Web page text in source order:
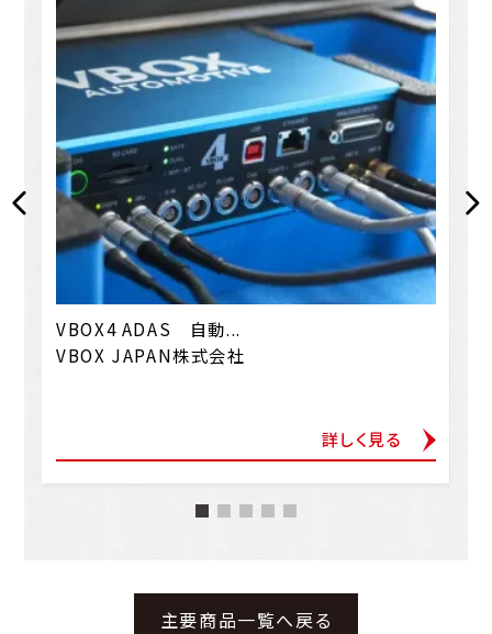
VBOX4 ADAS 自動...
VBOX JAPAN株式会社
詳しく見る
主要商品一覧へ戻る